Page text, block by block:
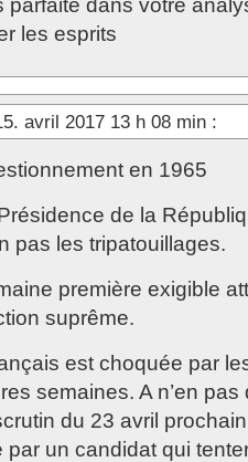
parfaite dans votre
les esprits
avril 2017 13 h 08 min :
en 1965
de la
pas les tripatouillages.
première exigible
suprême.
est choquée par
semaines. A n’en pas
du 23 avril
un candidat qui